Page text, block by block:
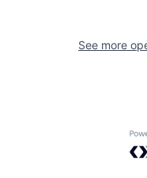
See more